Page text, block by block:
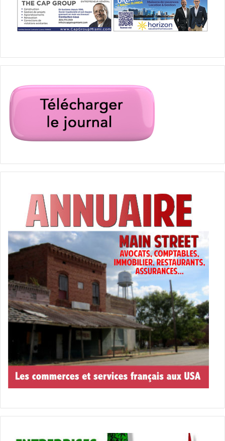
Floride est un phénomène complexe influencé par divers
facteurs économiques, environnementaux et sociaux. Bien
que ces augmentations puissent représenter un défi pour
investissements judicieux peuvent en atténuer les impacts
mieux collaborer pour assurer une gestion transparente et
durable des fonds, garantissant ainsi la pérennité et la
prospérité des communautés résidentielles en Floride.
avec d’autres charges importantes (les assurances
de vente des biens immobiliers !
Moins d’autorité pour les
HOA :
L’application des nouvelles lois au 1er juillet
restreint ainsi le pouvoir des HOA :
– Empêcher les résidents de garer des
voitures, des trucks ou des véhicules de
travail non commerciaux ou personnels sur
– Ne pas appliquer les règles à tous les
résidents.
heures après l’heure de ramassage prévue.